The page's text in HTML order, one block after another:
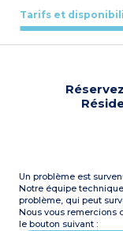
Tarifs et
Un problème est
Notre équipe
problème, qui peut
Nous vous remercions
le bouton suivant :